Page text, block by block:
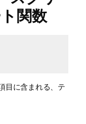
関数
目に含まれる、テ